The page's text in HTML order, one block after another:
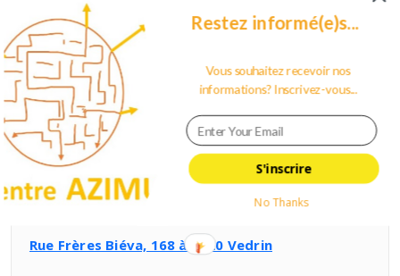
22 juillet 2022
Les RDV créatifs de Kate – Cycle d’été
ByFrédéric Bertin
Notre adresse :
Rue Frères Biéva, 168 à 5020 Vedrin
S'inscrire
Restez informé(e)s...
Vous souhaitez recevoir nos
informations? Inscrivez-vous...
No Thanks